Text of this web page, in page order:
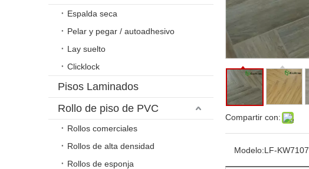
Espalda seca
Pelar y pegar / autoadhesivo
Lay suelto
Clicklock
Pisos Laminados
Rollo de piso de PVC
Rollos comerciales
Rollos de alta densidad
Rollos de esponja
Compartir con:
Modelo:LF-KW7107